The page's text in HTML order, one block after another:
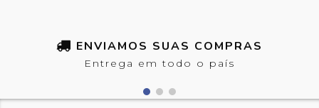
ENVIAMOS SUAS COMPRAS
Entrega em todo o país